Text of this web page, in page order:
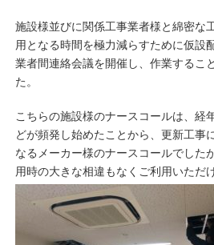
施設様並びに関係工事業者様と綿密な
用となる時間を極力減らすために仮設
業者間連絡会議を開催し、作業するこ
た。
こちらの施設様のナースコールは、経
どが頻発し始めたことから、更新工事
なるメーカー様のナースコールでした
用時の大きな相違もなくご利用いただ